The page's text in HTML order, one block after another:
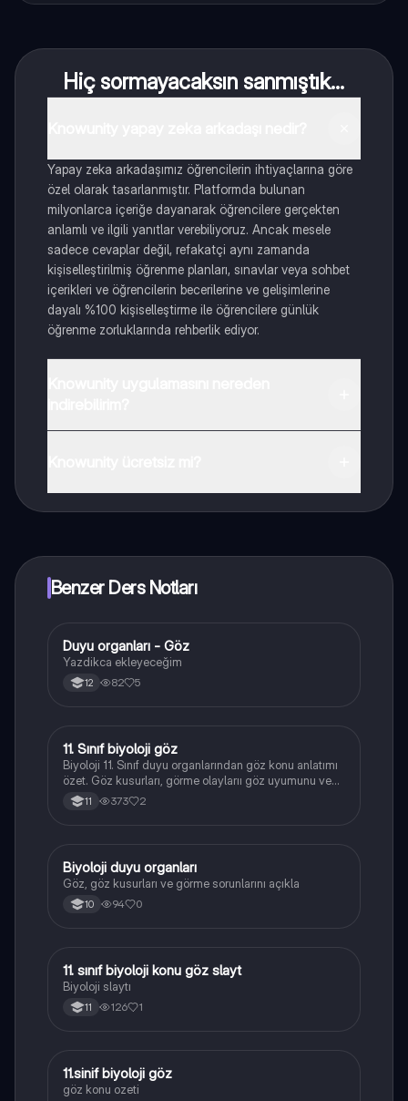
Hiç sormayacaksın sanmıştık...
Yapay zeka arkadaşımız öğrencilerin ihtiyaçlarına göre
özel olarak tasarlanmıştır. Platformda bulunan
milyonlarca içeriğe dayanarak öğrencilere gerçekten
anlamlı ve ilgili yanıtlar verebiliyoruz. Ancak mesele
sadece cevaplar değil, refakatçi aynı zamanda
kişiselleştirilmiş öğrenme planları, sınavlar veya sohbet
içerikleri ve öğrencilerin becerilerine ve gelişimlerine
dayalı %100 kişiselleştirme ile öğrencilere günlük
öğrenme zorluklarında rehberlik ediyor.
Benzer Ders Notları
Biyoloji
Duyu organları - Göz
Yazdikca ekleyeceğim
12 82 5
Biyoloji
11. Sınıf biyoloji göz
Biyoloji 11. Sınıf duyu organlarından göz konu anlatımı
özet. Göz kusurları, görme olaylarıı göz uyumunu ve
gözün yardımcı kısımlarından bahsedilmiştir. 11. Sınıf
sayısal öğrencisi için ideal bir konu anlatımı.
11 373 2
Biyoloji
Biyoloji duyu organları
Göz, göz kusurları ve görme sorunlarını açıkla
10 94 0
Biyoloji
11. sınıf biyoloji konu göz slayt
Biyoloji slaytı
11 126 1
Biyoloji
11.sinif biyoloji göz
göz konu ozeti